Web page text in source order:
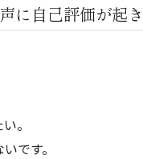
に自己評価が起
。
です。